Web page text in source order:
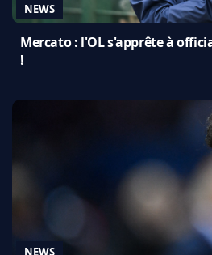
NEWS
Mercato : l'OL s'apprête à
!
NEWS